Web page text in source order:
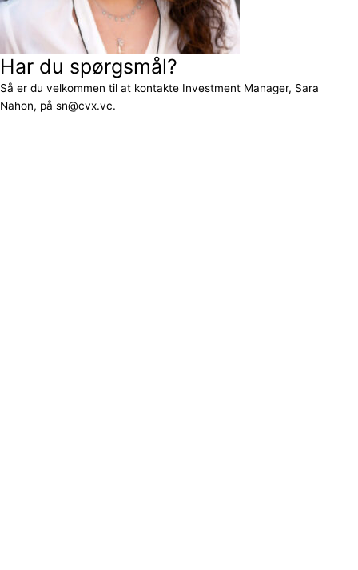
Har du spørgsmål?
Så er du velkommen til at kontakte Investment Manager, Sara
Nahon, på sn@cvx.vc.